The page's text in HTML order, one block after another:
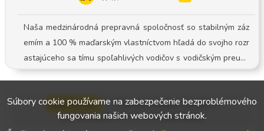
Naša medzinárodná prepravná spoločnosť so stabilným záz
emím a 100 % maďarským vlastníctvom hľadá do svojho rozr
astajúceho sa tímu spoľahlivých vodičov s vodičským preuka
zom kategórie CE ! Pracovná náplň: Vodič ťahača s návesom
otila: Pracujeme s modernými súpravami s návesom s placht Werkman—Profesionálni vodiči s
oprávnením C+E v Holandsku
Súbory cookie používame na zabezpečenie bezproblémového
fungovania našich webových stránok.